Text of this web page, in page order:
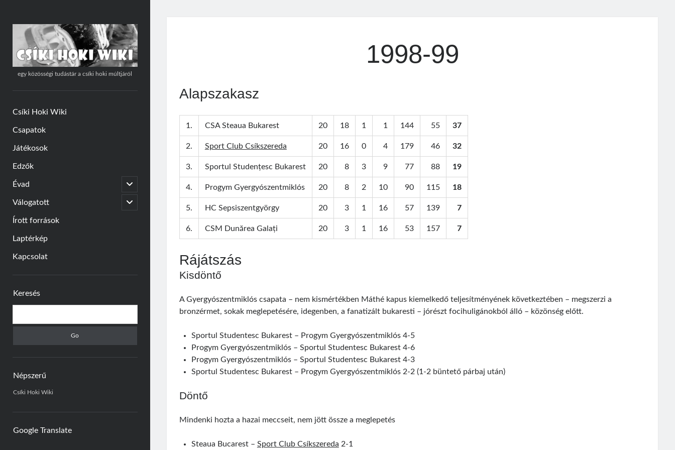
Csíki
Hoki
Wiki
egy közösségi tudástár a csíki hoki múltjáról
Csíki Hoki Wiki
Csapatok
Játékosok
Edzők
Évad
open
child
menu
Válogatott
open
child
Írott források
Laptérkép
Kapcsolat
Keresés
Népszerű
Csíki Hoki Wiki
Google Translate
1998-99
Alapszakasz
1. CSA Steaua Bukarest 20 18 1 1 144 55 37
2. Sport Club Csíkszereda 20 16 0 4 179 46 32
3. Sportul Studențesc Bukarest 20 8 3 9 77 88 19
4. Progym Gyergyószentmiklós 20 8 2 10 90 115 18
5. HC Sepsiszentgyörgy 20 3 1 16 57 139 7
6. CSM Dunărea Galați 20 3 1 16 53 157 7
Rájátszás
Kisdöntő
A Gyergyószentmiklós csapata – nem kismértékben Máthé kapus kiemelkedő teljesítményének következtében – megszerzi a
bronzérmet, sokak meglepetésére, idegenben, a fanatizált bukaresti – jórészt focihuligánokból álló – közönség előtt.
Sportul Studentesc Bukarest – Progym Gyergyószentmiklós 4-5
Progym Gyergyószentmiklós – Sportul Studentesc Bukarest 4-6
Progym Gyergyószentmiklós – Sportul Studentesc Bukarest 4-3
Sportul Studentesc Bukarest – Progym Gyergyószentmiklós 2-2 (1-2 büntető párbaj után)
Döntő
Mindenki hozta a hazai meccseit, nem jött össze a meglepetés
Steaua Bucarest – Sport Club Csíkszereda 2-1